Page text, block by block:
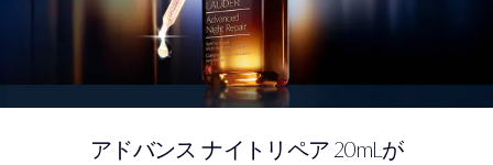
アドバンス ナイトリペア20mLが